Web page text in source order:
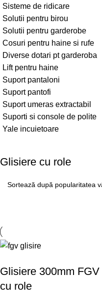
Sisteme de ridicare
Solutii pentru birou
Solutii pentru garderobe
Cosuri pentru haine si rufe
Diverse dotari pt garderoba
Lift pentru haine
Suport pantaloni
Suport pantofi
Suport umeras extractabil
Suporti si console de polite
Yale incuietoare
Glisiere cu role
Glisiere 300mm FGV
cu role